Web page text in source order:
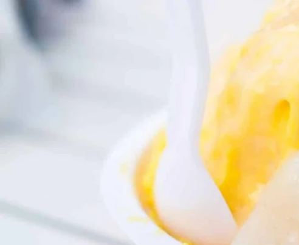
1 polpa de maracujá médio
2 inhames médios descascados e cortados ou 100
Coloque primeiro as mangas, o maracujá depois o
e guarde em um recipiente de plástico. Leve ao